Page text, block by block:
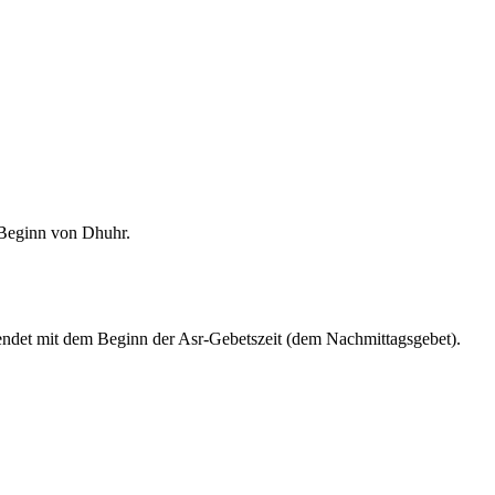
von Dhuhr.
mit dem Beginn der Asr-Gebetszeit (dem Nachmittagsgebet).